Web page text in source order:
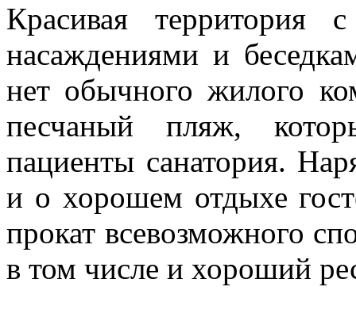
Красивая территория
насаждениями и
нет обычного жилого
песчаный пляж,
пациенты санатория.
и о хорошем отдыхе
прокат всевозможного
в том числе и хороший